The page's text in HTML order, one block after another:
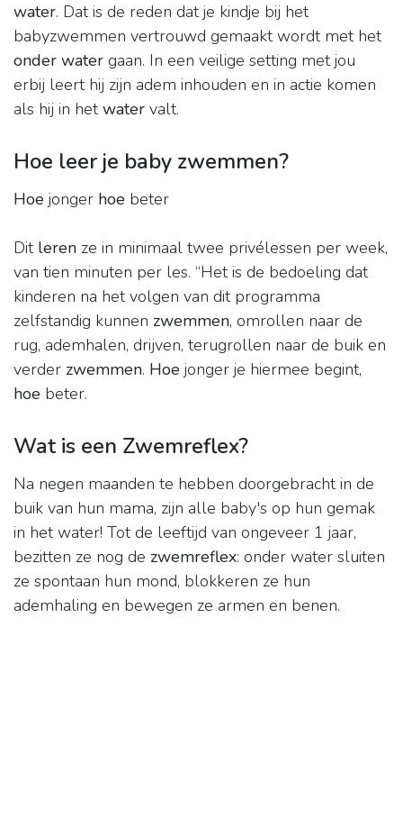
water. Dat is de reden dat je kindje bij het
babyzwemmen vertrouwd gemaakt wordt met het
onder water gaan. In een veilige setting met jou
erbij leert hij zijn adem inhouden en in actie komen
als hij in hetwater valt.
Hoe leer je baby zwemmen?
Hoe jonger hoe beter
Dit leren ze in minimaal twee privélessen per week,
van tien minuten per les. “Het is de bedoeling dat
kinderen na het volgen van dit programma
zelfstandig kunnen zwemmen, omrollen naar de
rug, ademhalen, drijven, terugrollen naar de buik en
verder zwemmen. Hoe jonger je hiermee begint,
hoe beter.
Wat is een Zwemreflex?
Na negen maanden te hebben doorgebracht in de
buik van hun mama, zijn alle baby's op hun gemak
in het water! Tot de leeftijd van ongeveer 1 jaar,
bezitten ze nog de zwemreflex: onder water sluiten
ze spontaan hun mond, blokkeren ze hun
ademhaling en bewegen ze armen en benen.